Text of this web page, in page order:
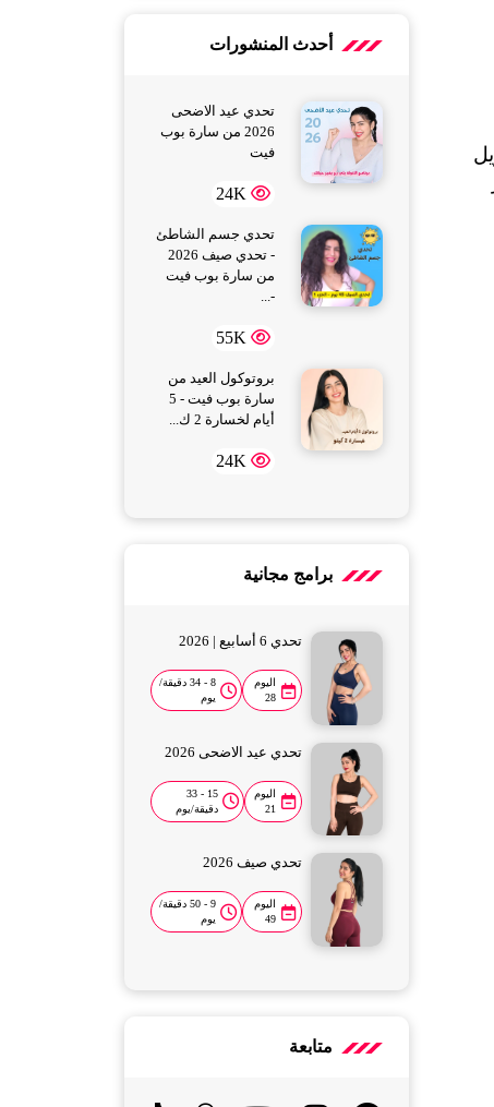
أحدث المنشورات
تحدي عيد الاضحى
2026 من سارة بوب
فيت
24K
تحدي جسم الشاطئ
- تحدي صيف 2026
من سارة بوب فيت
-...
55K
بروتوكول العيد من
سارة بوب فيت - 5
أيام لخسارة 2 ك...
24K
برامج مجانية
تحدي 6 أسابيع | 2026
اليوم
28
8 - 34 دقيقة/
يوم
تحدي عيد الاضحى 2026
اليوم
21
15 - 33
دقيقة/يوم
تحدي صيف 2026
اليوم
49
9 - 50 دقيقة/
يوم
متابعة